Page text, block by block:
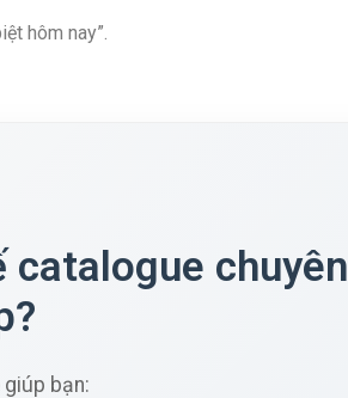
hôm nay”.
catalogue chuyên
bạn: